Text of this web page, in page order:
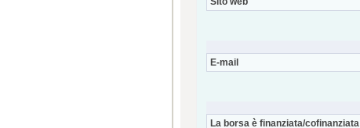
E-mail
La borsa è finanziata/cofinanziata